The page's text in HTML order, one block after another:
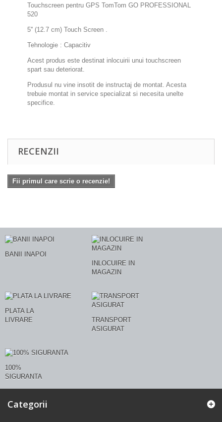
Touchscreen pentru GPS TomTom GO PROFESSIONAL
520
5'' (12.7 cm) Touch Screen .
Tehnologie : Capacitiv
Acest produs este destinat inlocuirii unui touchscreen
spart sau deteriorat.
Produsul nu vine insotit de instructaj de montat. Acesta
trebuie montat in service specializat si necesita unelte
specifice.
RECENZII
Fii primul care scrie o recenzie!
BANII INAPOI
INLOCUIRE IN
MAGAZIN
PLATA LA
LIVRARE
TRANSPORT
ASIGURAT
100%
SIGURANTA
Categorii